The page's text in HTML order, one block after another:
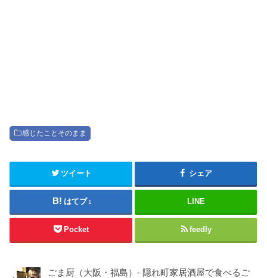
感じたことそのまま
ツイート シェア
はてブ 1 LINE
Pocket feedly
ごま厨（大阪・福島）- 隠れ町家居酒屋で食べるご